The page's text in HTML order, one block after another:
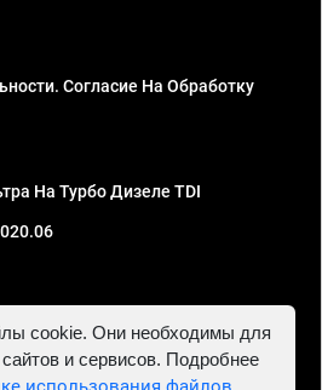
Согласие На Обработку
На Турбо Дизеле TDI
ИНН 781302555843,
cookie. Они необходимы для
и сервисов. Подробнее